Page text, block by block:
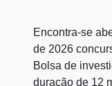
Encontra-se
de 2026
Bolsa de
duração de 12